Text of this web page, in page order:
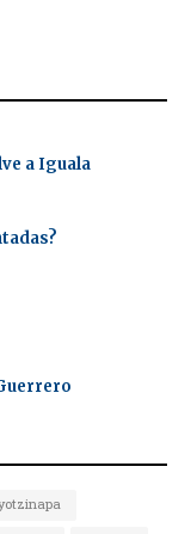
a Iguala